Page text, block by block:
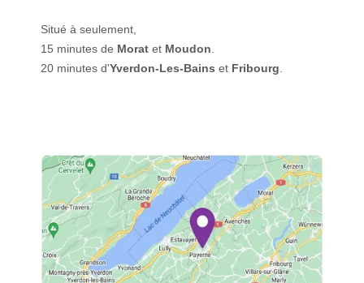
Situé à seulement,
15 minutes de Morat et Moudon
20 minutes d'Yverdon-Les-Bains et Fribourg